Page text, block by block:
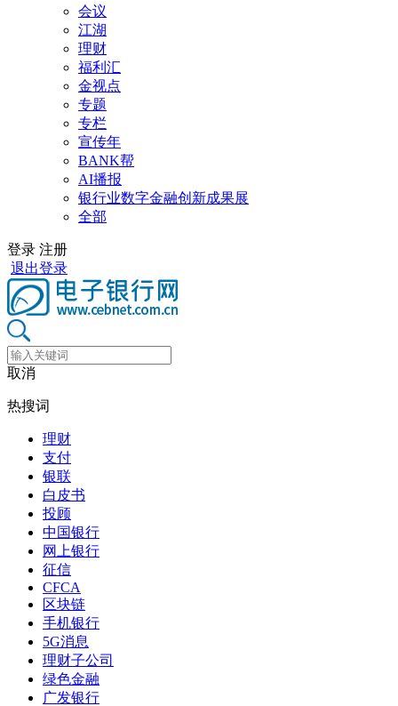
会议
江湖
理财
福利汇
金视点
专题
专栏
宣传年
BANK帮
AI播报
银行业数字金融创新成果展
全部
登录 注册
退出登录
取消
热搜词
理财
支付
银联
白皮书
投顾
中国银行
网上银行
征信
CFCA
区块链
手机银行
5G消息
理财子公司
绿色金融
广发银行